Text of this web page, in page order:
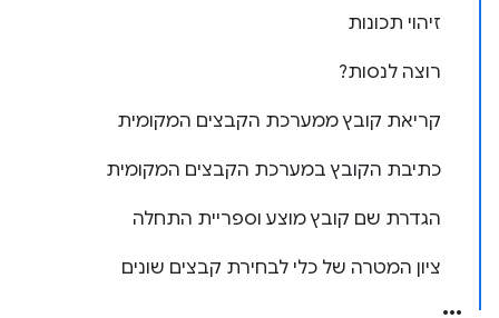
זיהוי תכונות
רוצה לנסות?
קריאת קובץ ממערכת הקבצים המקומית
כתיבת הקובץ במערכת הקבצים המקומית
הגדרת שם קובץ מוצע וספריית התחלה
ציון המטרה של כלי לבחירת קבצים שונים